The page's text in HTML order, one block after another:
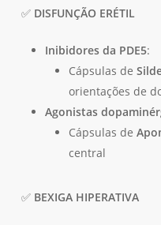
✅ DISFUNÇÃO ERÉTIL
Inibidores da PDE5:
Cápsulas de
orientações de
Agonistas
Cápsulas de
central
✅ BEXIGA HIPERATIVA